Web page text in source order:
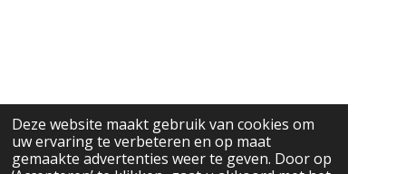
Deze website maakt gebruik van cookies om
uw ervaring te verbeteren en op maat
gemaakte advertenties weer te geven. Door op